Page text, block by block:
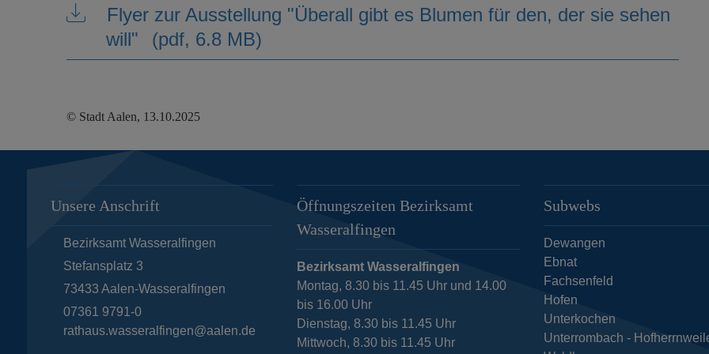
Flyer zur Ausstellung "Überall gibt es Blumen für den, der sie sehen
will"
(pdf, 6.8 MB)
© Stadt Aalen, 13.10.2025
Unsere Anschrift
Bezirksamt Wasseralfingen
Stefansplatz 3
73433 Aalen-Wasseralfingen
07361 9791-0
rathaus.wasseralfingen@aalen.de
Öffnungszeiten Bezirksamt
Wasseralfingen
Bezirksamt Wasseralfingen
Montag, 8.30 bis 11.45 Uhr und 14.00
bis 16.00 Uhr
Dienstag, 8.30 bis 11.45 Uhr
Mittwoch, 8.30 bis 11.45 Uhr
Subwebs
Dewangen
Ebnat
Fachsenfeld
Hofen
Unterkochen
Unterrombach -